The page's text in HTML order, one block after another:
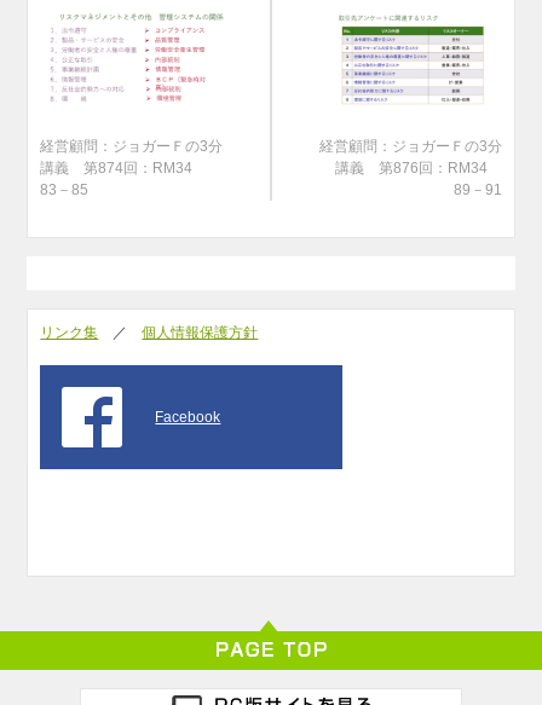
経営顧問：ジョガーＦの3分
講義 第874回：RM34
83－85
経営顧問：ジョガーＦの3分
講義 第876回：RM34
89－91
リンク集 ／個人情報保護方針
Facebook